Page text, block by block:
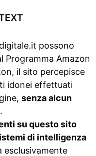
possono
Programma Amazon
il sito percepisce
idonei effettuati
senza alcun
.
su questo sito
di intelligenza
esclusivamente